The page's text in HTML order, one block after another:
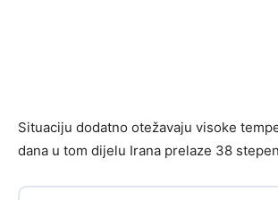
Situaciju dodatno otežavaju visoke
dana u tom dijelu Irana prelaze 38